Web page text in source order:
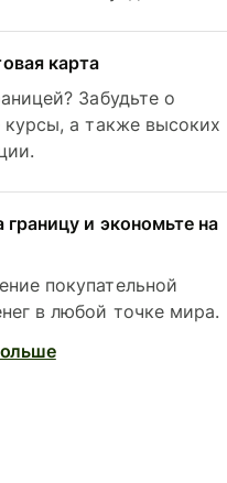
карта
Забудьте о
а также высоких
границу и экономьте на
покупательной
в любой точке мира.